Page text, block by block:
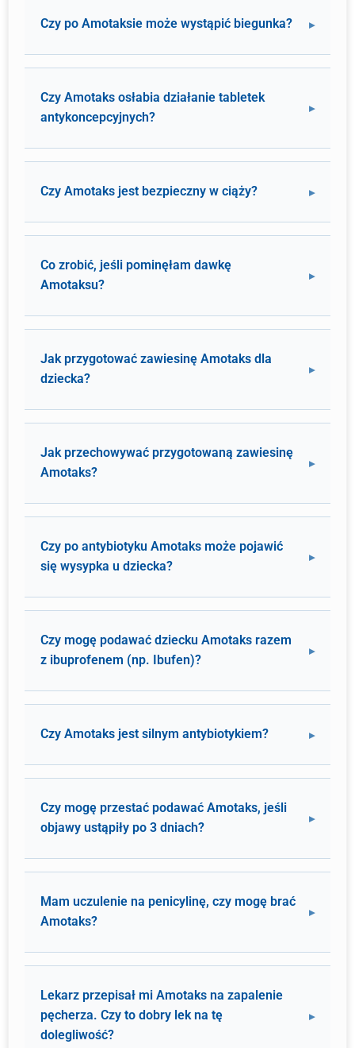
Czy po Amotaksie może wystąpić biegunka?
Czy Amotaks osłabia działanie tabletek
antykoncepcyjnych?
Czy Amotaks jest bezpieczny w ciąży?
Co zrobić, jeśli pominęłam dawkę
Amotaksu?
Jak przygotować zawiesinę Amotaks dla
dziecka?
Jak przechowywać przygotowaną zawiesinę
Amotaks?
Czy po antybiotyku Amotaks może pojawić
się wysypka u dziecka?
Czy mogę podawać dziecku Amotaks razem
z ibuprofenem (np. Ibufen)?
Czy Amotaks jest silnym antybiotykiem?
Czy mogę przestać podawać Amotaks, jeśli
objawy ustąpiły po 3 dniach?
Mam uczulenie na penicylinę, czy mogę brać
Amotaks?
Lekarz przepisał mi Amotaks na zapalenie
pęcherza. Czy to dobry lek na tę
dolegliwość?